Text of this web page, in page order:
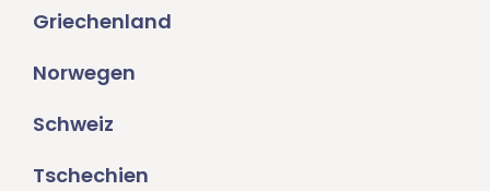
Griechenland
Norwegen
Schweiz
Tschechien